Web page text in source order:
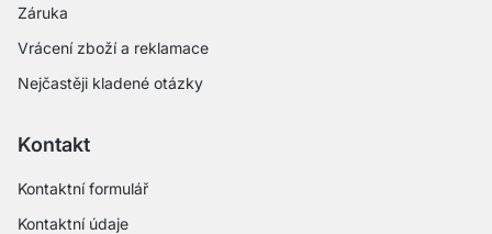
Záruka
Vrácení zboží a reklamace
Nejčastěji kladené otázky
Kontakt
Kontaktní formulář
Kontaktní údaje